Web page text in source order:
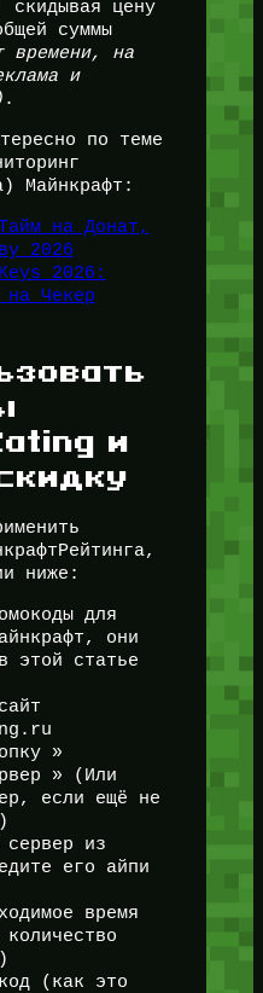
скидывая цену
суммы
времени, на
и
.
по теме
Майнкрафт:
на Донат,
2026
2026:
на Чекер
и
ниже:
для
они
этой статье
»
» (Или
если ещё не
сервер из
его айпи
время
(как это